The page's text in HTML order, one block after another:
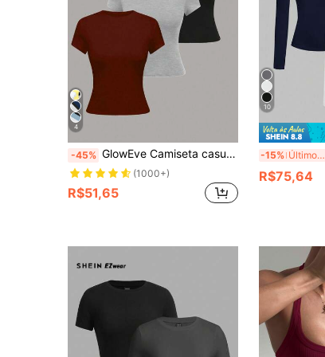
4
-45% GlowEve Camiseta casual feminina de manga curta e gola redonda em cor sólida, verão
(1000+)
R$51,65
10
-15% Últimos 2 dias
R$75,64